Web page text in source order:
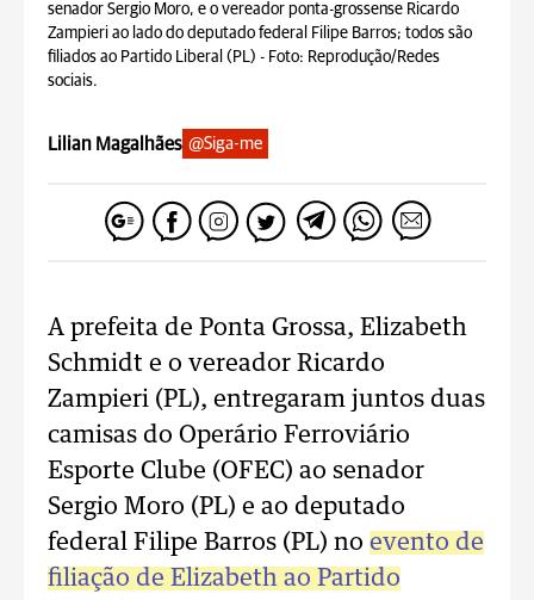
senador Sergio Moro, e o vereador ponta-grossense Ricardo
Zampieri ao lado do deputado federal Filipe Barros; todos são
filiados ao Partido Liberal (PL) - Foto: Reprodução/Redes
sociais.
Lilian Magalhães @Siga-me
A prefeita de Ponta Grossa, Elizabeth
Schmidt e o vereador Ricardo
Zampieri (PL), entregaram juntos duas
camisas do Operário Ferroviário
Esporte Clube (OFEC) ao senador
Sergio Moro (PL) e ao deputado
federal Filipe Barros (PL) no evento de
filiação de Elizabeth ao Partido